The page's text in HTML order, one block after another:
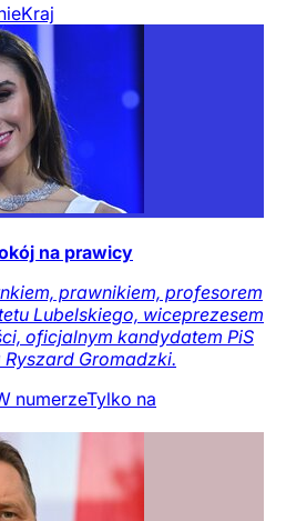
Kraj
na prawicy
prawnikiem, profesorem
Lubelskiego, wiceprezesem
oficjalnym kandydatem PiS
Gromadzki.
numerzeTylko na